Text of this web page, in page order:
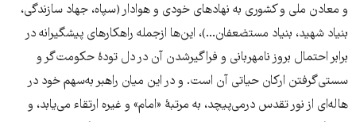
و معادن ملی و کشوری به نهادهای خودی و هوادار (سپاه، جهاد سازندگی،
بنیاد شهید، بنیاد مستضعفان...)، این‌ها ازجمله راهکارهای پیشگیرانه در
برابر احتمال بروز نامهربانی و فراگیرشدن آن در دل تودۀ حکومت‌گر و
سستی‌گرفتن ارکان حیاتی آن است. و در این میان راهبر به‌سهم خود در
هاله‌ای از نور تقدس درمی‌پیچد، به مرتبۀ «امام» و غیره ارتقاء می‌یابد، و